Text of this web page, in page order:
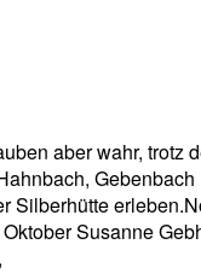
aber wahr, trotz
Silberhütte
Susanne